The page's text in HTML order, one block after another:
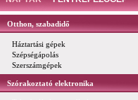
Otthon, szabadidő
Háztartási gépek
Szépségápolás
Szerszámgépek
Szórakoztató elektronika